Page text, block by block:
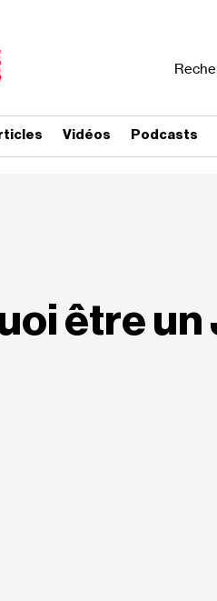
Vidéos Podcasts
être un